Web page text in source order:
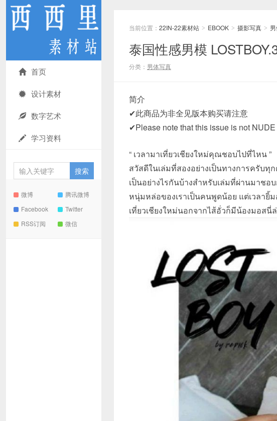
首页
设计素材
数字艺术
学习资料
微博
腾讯微博
Facebook
Twitter
RSS订阅
微信
当前位置： 22IN-22素材站 > EBOOK > 摄影写真 >
泰国性感男模
分类： 男体写真
简介
✔此商品为非全见版本购买请注意
✔Please note that this issue is not
“ เวลามาเที่ยวเชียงใหม่คุณชอบไปที่ไหน ”
สวัสดีในเล่มที่สองอย่างเป็นทางการครับทุ
เป็นอย่างไรกันบ้างสำหรับเล่มที่ผ่านมาช
หนุ่มหล่อของเราเป็นคนพูดน้อย แต่เวลายิ้
เที่ยวเชียงใหม่นอกจากไส้อั่วก็มีน้องมอสนี่